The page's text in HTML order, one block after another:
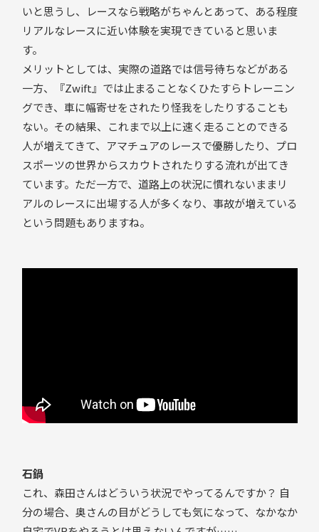
いと思うし、レースなら戦略がちゃんとあって、ある程度
リアルなレースに近い体験を実現できていると思いま
す。
メリットとしては、実際の道路では信号待ちなどがある
一方、『Zwift』では止まることなくひたすらトレーニン
グでき、車に幅寄せをされたり怪我をしたりすることも
ない。その結果、これまで以上に速く走ることのできる
人が増えてきて、アマチュアのレースで優勝したり、プロ
スポーツの世界からスカウトされたりする流れが出てき
ています。ただ一方で、道路上の状況に慣れないままリ
アルのレースに出場する人が多くなり、事故が増えている
という問題もありますね。
石鍋
これ、森田さんはどういう状況でやってるんですか？ 自
分の場合、奥さんの目がどうしても気になって、なかなか